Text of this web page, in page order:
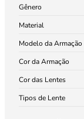
Gênero
Material
Modelo da Armação
Cor da Armação
Cor das Lentes
Tipos de Lente